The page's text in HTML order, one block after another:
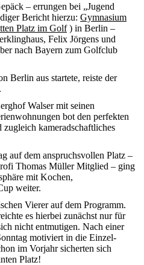
– errungen bei „Jugend
Bericht hierzu: Gymnasium
Platz im Golf) in Berlin –
Felix Jörgens und
nach Bayern zum Golfclub
Berlin aus startete, reiste der
Walser mit seinen
bot den perfekten
kameradschaftliches
auf dem anspruchsvollen Platz –
Thomas Müller Mitglied – ging
mit Kochen,
weiter.
Vierer auf dem Programm.
es hierbei zunächst nur für
nicht entmutigen. Nach einer
motiviert in die Einzel-
im Vorjahr sicherten sich
Platz!